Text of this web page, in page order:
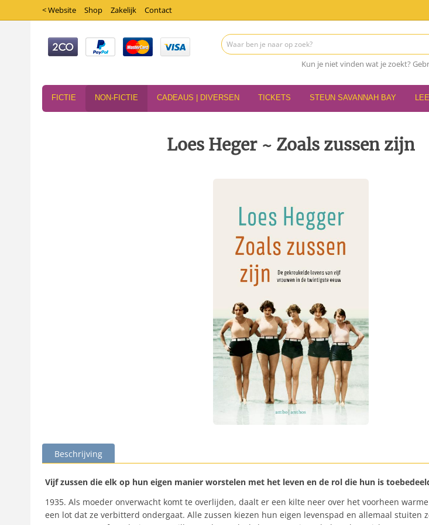
< Website Shop Zakelijk Contact
Kun je niet vinden wat je zoekt?
FICTIE NON-FICTIE CADEAUS | DIVERSEN TICKETS STEUN SAVANNAH BAY
Loes Heger ~ Zoals zussen zijn
Beschrijving
Vijf zussen die elk op hun eigen manier worstelen met het leven en de rol die hun is
1935. Als moeder onverwacht komt te overlijden, daalt er een kilte neer over het voorheen
een lot dat ze verbitterd ondergaat. Alle zussen kiezen hun eigen levenspad en allemaal